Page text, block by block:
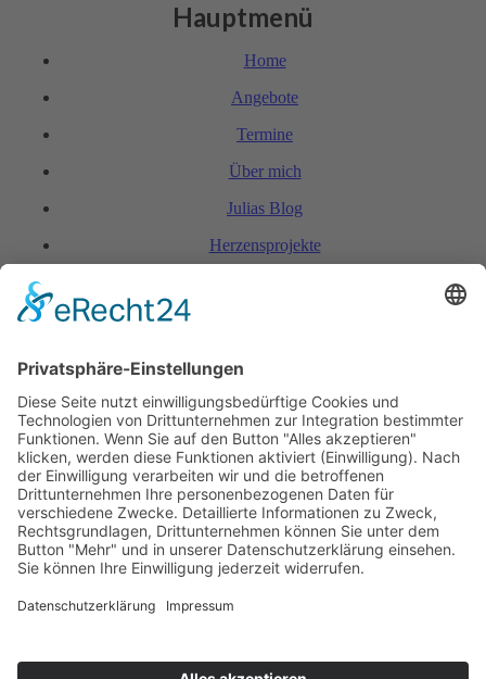
Hauptmenü
Home
Angebote
Termine
Über mich
Julias Blog
Herzensprojekte
Rechtliches
Hinweis zur Heilarbeit
Daten­schutz­er­klärung
Impressum
Spendenkonto Indien
Indienreise 2027
Kontakt
+423 798 85 78